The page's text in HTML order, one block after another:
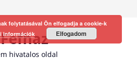
Fefhaz
hivatalos oldal
folytatásával Ön elfogadja a cookie-k
információk Elfogadom